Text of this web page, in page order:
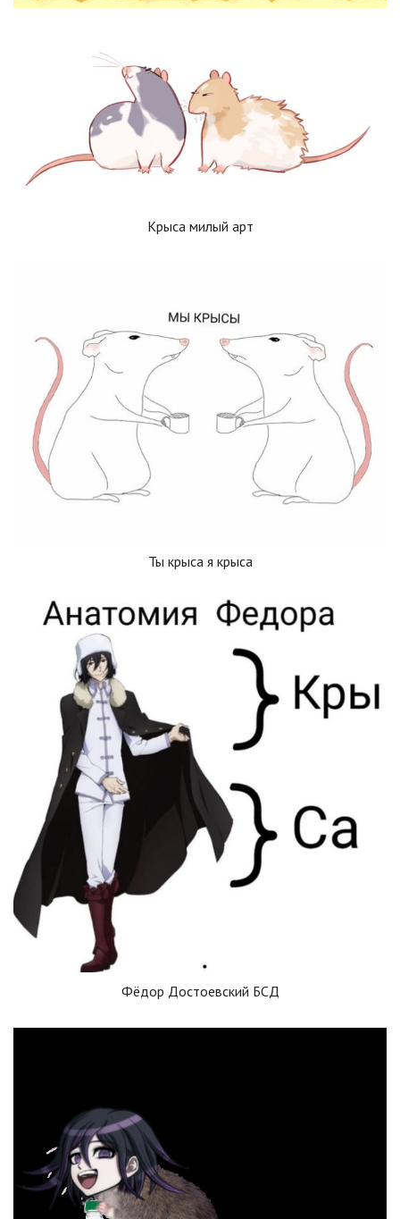
Крыса милый арт
Ты крыса я крыса
Фёдор Достоевский БСД